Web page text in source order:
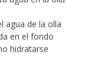
agua de la olla
en el fondo
hidratarse